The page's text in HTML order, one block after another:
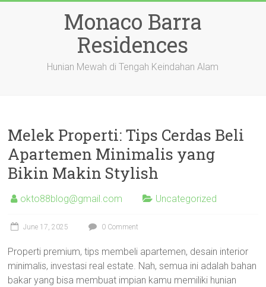
Monaco Barra
Residences
Hunian Mewah di Tengah Keindahan Alam
Melek Properti: Tips Cerdas Beli
Apartemen Minimalis yang
Bikin Makin Stylish
okto88blog@gmail.com Uncategorized
June 17, 2025 0 Comment
Properti premium, tips membeli apartemen, desain interior
minimalis, investasi real estate. Nah, semua ini adalah bahan
bakar yang bisa membuat impian kamu memiliki hunian